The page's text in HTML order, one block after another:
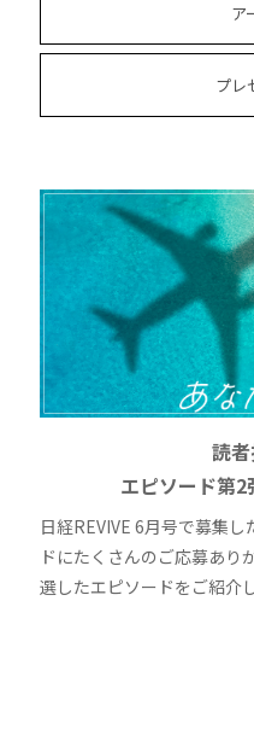
ア
プレ
読
エピソード第2
日経REVIVE 6月号で募集
ドにたくさんのご応募あり
選したエピソードをご紹介し